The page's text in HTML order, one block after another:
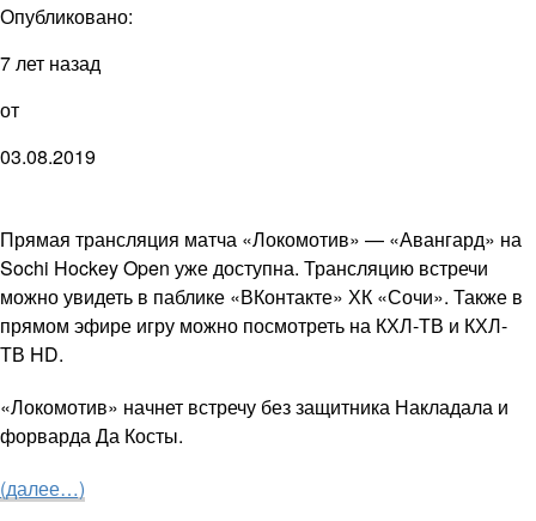
Опубликовано:
7 лет назад
от
03.08.2019
Прямая трансляция матча «Локомотив» — «Авангард» на
Sochi Hockey Open уже доступна. Трансляцию встречи
можно увидеть в паблике «ВКонтакте» ХК «Сочи». Также в
прямом эфире игру можно посмотреть на КХЛ-ТВ и КХЛ-
ТВ HD.
«Локомотив» начнет встречу без защитника Накладала и
форварда Да Косты.
(далее…)